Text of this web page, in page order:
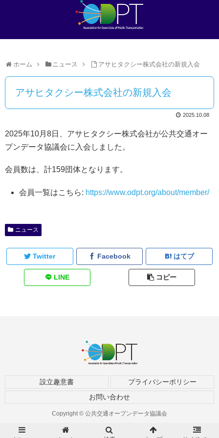
ホーム ニュース アサヒタクシー株式会社の新規入会
アサヒタクシー株式会社の新規入会
2025.10.08
2025年10月8日、アサヒタクシー株式会社が公共交通オー
プンデータ協議会に入会しました。
会員数は、計159団体となります。
会員一覧はこちら: https://www.odpt.org/about/member/
ニュース
Twitter Facebook はてブ
LINE コピー
設立趣意書
プライバシーポリシー
お問い合わせ
Copyright © 公共交通オープンデータ協議会